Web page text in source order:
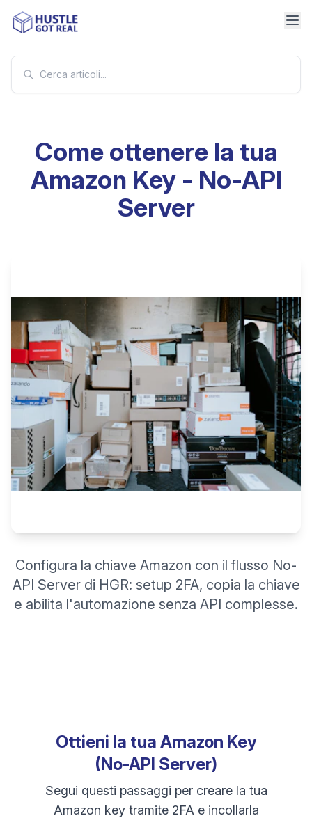
Come ottenere la tua
Amazon Key - No-API
Server
Configura la chiave Amazon con il flusso No-
API Server di HGR: setup 2FA, copia la chiave
e abilita l'automazione senza API complesse.
Ottieni la tua Amazon Key
(No-API Server)
Segui questi passaggi per creare la tua
Amazon key tramite 2FA e incollarla